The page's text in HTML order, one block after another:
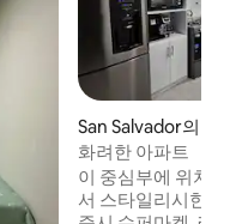
San Salvador의 집
화려한 아파트
이 중심부에 위치
서 스타일리시한